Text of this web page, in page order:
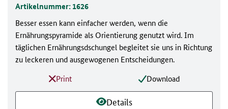
Artikelnummer: 1626
Besser essen kann einfacher werden, wenn die
Ernährungspyramide als Orientierung genutzt wird. Im
täglichen Ernährungsdschungel begleitet sie uns in Richtung
zu leckeren und ausgewogenen Entscheidungen.
Print
Download
Details